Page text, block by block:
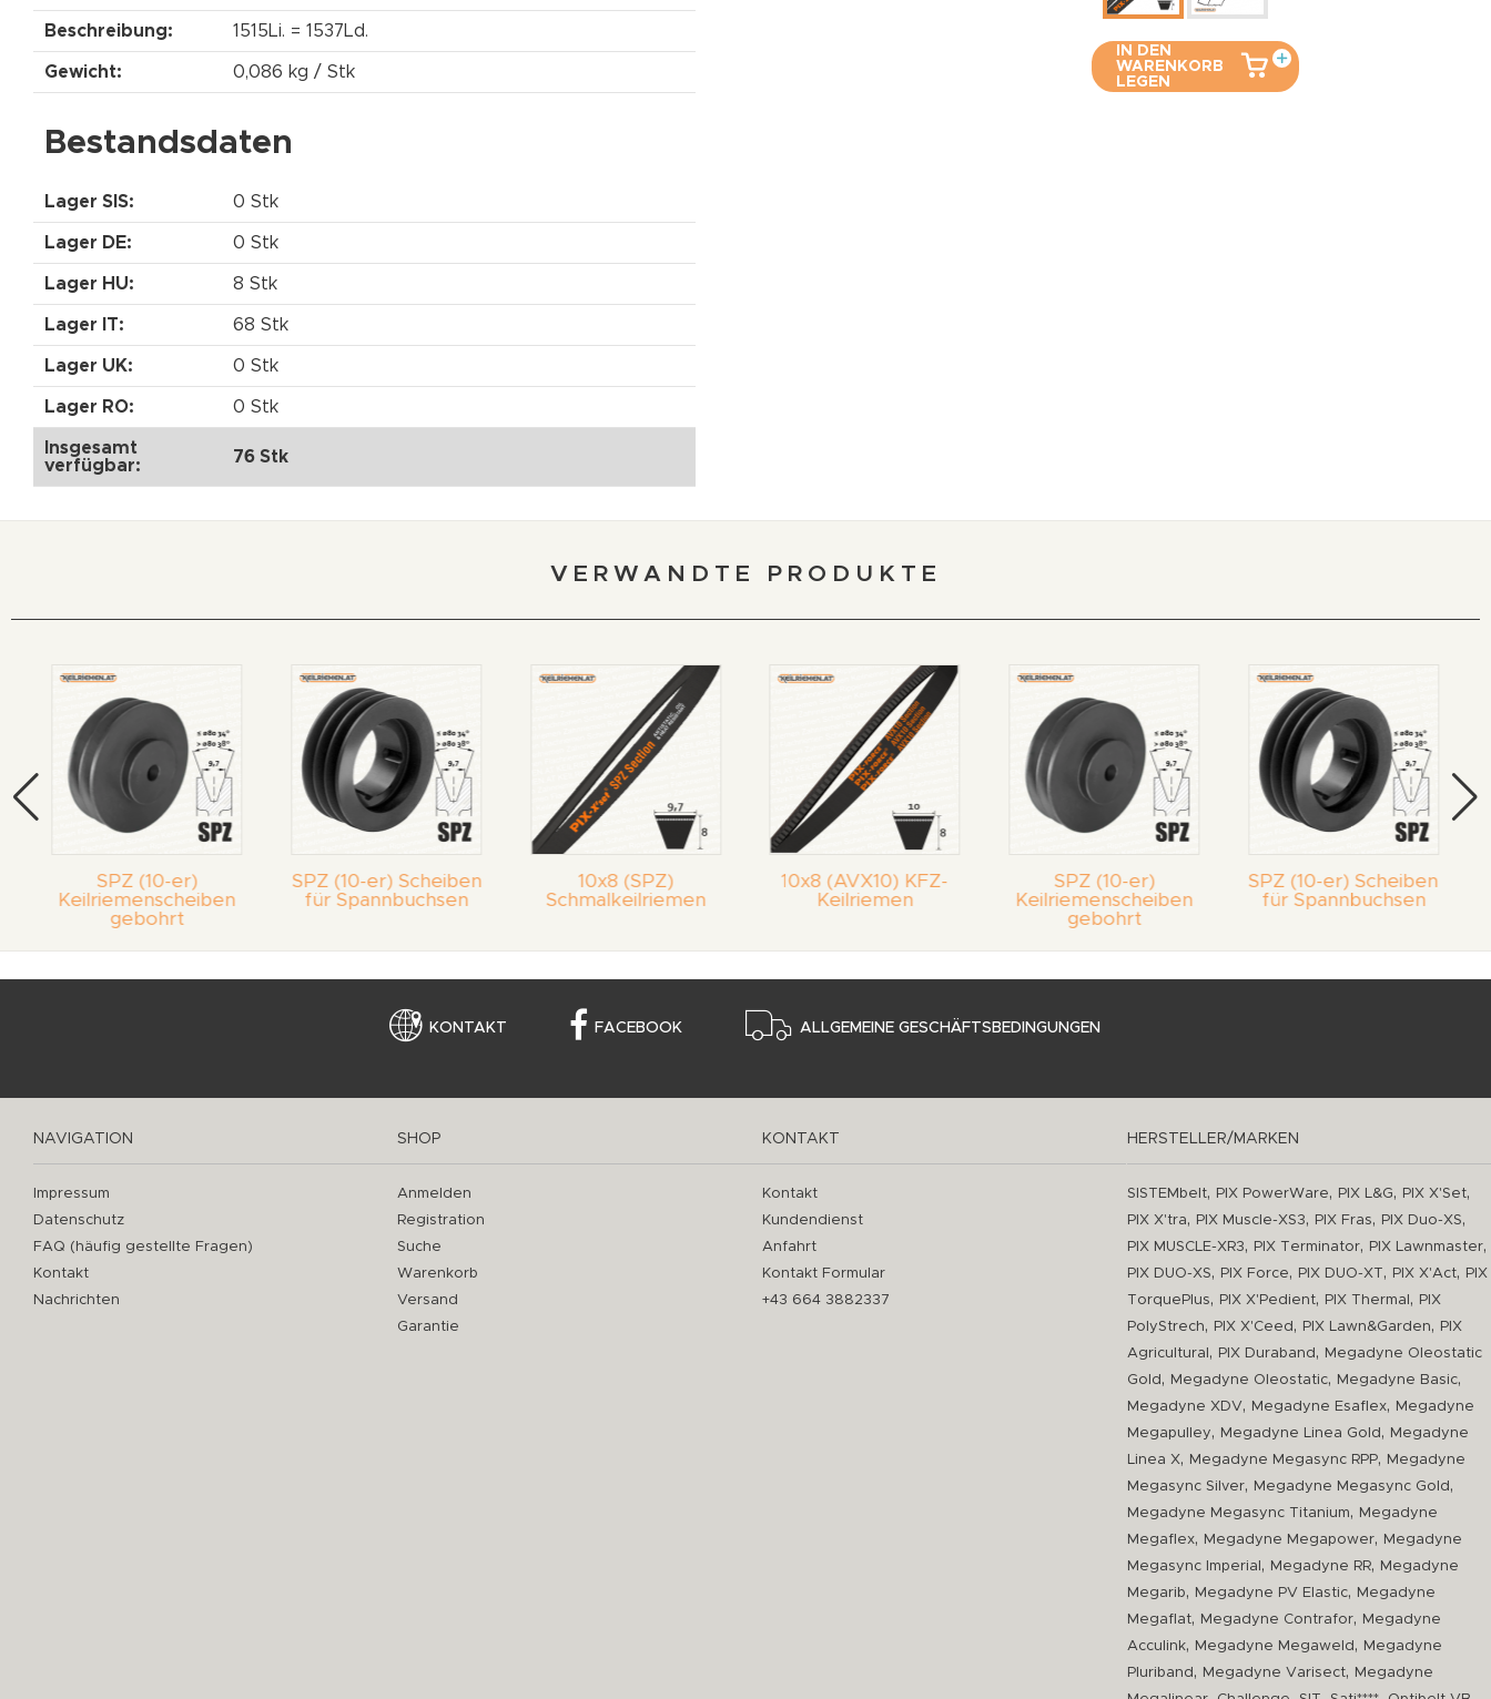
Beschreibung: 1515Li. = 1537Ld.
Gewicht: 0,086 kg / Stk
Bestandsdaten
Lager SIS: 0 Stk
Lager DE: 0 Stk
Lager HU: 8 Stk
Lager IT: 68 Stk
Lager UK: 0 Stk
Lager RO: 0 Stk
Insgesamt
verfügbar:
76 Stk
IN DEN
WARENKORB
LEGEN
VERWANDTE PRODUKTE
SPZ (10-er)
Keilriemenscheiben
gebohrt
SPZ (10-er) Scheiben
für Spannbuchsen
10x8 (SPZ)
Schmalkeilriemen
10x8 (AVX10) KFZ-
Keilriemen
SPZ (10-er)
Keilriemenscheiben
gebohrt
SPZ (10-er) Scheiben
für Spannbuchsen
KONTAKT FACEBOOK ALLGEMEINE GESCHÄFTSBEDINGUNGEN
NAVIGATION
Impressum
Datenschutz
FAQ (häufig gestellte Fragen)
Kontakt
Nachrichten
SHOP
Anmelden
Registration
Suche
Warenkorb
Versand
Garantie
KONTAKT
Kontakt
Kundendienst
Anfahrt
Kontakt Formular
+43 664 3882337
HERSTELLER/MARKEN
SISTEMbelt, PIX PowerWare, PIX L&G, PIX X'Set,
PIX X'tra, PIX Muscle-XS3, PIX Fras, PIX Duo-XS,
PIX MUSCLE-XR3, PIX Terminator, PIX Lawnmaster,
PIX DUO-XS, PIX Force, PIX DUO-XT , PIX X'Act,
PIX
TorquePlus, PIX X'Pedient, PIX Thermal ,
PIX
PolyStrech, PIX X'Ceed , PIX Lawn&Garden,
PIX
Agricultural , PIX Duraband ,
Megadyne Oleostatic
Gold , Megadyne Oleostatic, Megadyne Basic,
Megadyne XDV, Megadyne Esaflex,
Megadyne
Megapulley, Megadyne Linea Gold ,
Megadyne
Linea X, Megadyne Megasync RPP,
Megadyne
Megasync Silver, Megadyne Megasync Gold ,
Megadyne Megasync Titanium,
Megadyne
Megaflex, Megadyne Megapower,
Megadyne
Megasync Imperial , Megadyne RR,
Megadyne
Megarib, Megadyne PV Elastic,
Megadyne
Megaflat, Megadyne Contrafor,
Megadyne
Acculink, Megadyne Megaweld ,
Megadyne
Pluriband , Megadyne Varisect,
Megadyne